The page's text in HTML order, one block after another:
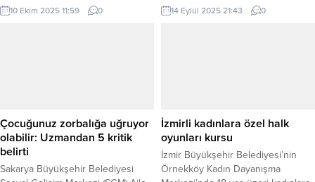
sürdürüyor. Cumhuriyet Eğitim
Merkezi’nde LGS ve YKS hazırlığı
(İGFA) – İstanbul’un Maltepe
ilçesinde toplam 160 öğrenciye
ulaştırılan...
10 Ekim 2025 11:59 0
kırtasiye malzemeleri ve oyun
hamurları kimyasal içerebilir ve bu
durumunda zehirlenme veya alerjik
reaksiyonlar görülebilir. Ev yapımı
veya CE/TSE belgeli ürünler...
14 Eylül 2025 21:43 0
Çocuğunuz zorbalığa uğruyor
olabilir: Uzmandan 5 kritik
belirti
Sakarya Büyükşehir Belediyesi
İzmirli kadınlara özel halk
oyunları kursu
İzmir Büyükşehir Belediyesi’nin
Örnekköy Kadın Dayanışma